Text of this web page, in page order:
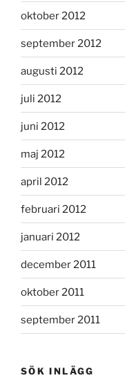
oktober 2012
september 2012
augusti 2012
juli 2012
juni 2012
maj 2012
april 2012
februari 2012
januari 2012
december 2011
oktober 2011
september 2011
SÖK INLÄGG